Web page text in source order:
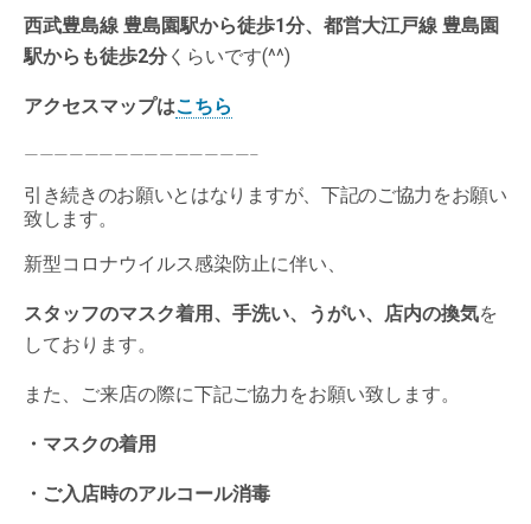
西武豊島線 豊島園駅から徒歩1分、都営大江戸線 豊島園
駅からも徒歩2分 くらいです(^^)
アクセスマップはこちら
———————————————–
引き続きのお願いとはなりますが、下記のご協力をお願い
致します。
新型コロナウイルス感染防止に伴い、
スタッフのマスク着用、手洗い、うがい、店内の換気を
しております。
また、ご来店の際に下記ご協力をお願い致します。
・マスクの着用
・ご入店時のアルコール消毒